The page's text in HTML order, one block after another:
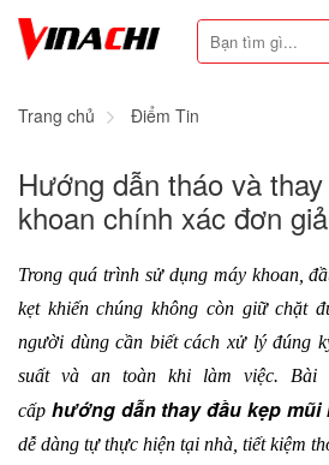
Trang chủ Điểm Tin
Hướng dẫn tháo và
khoan chính xác đơn
Trong quá trình sử dụng máy khoan,
kẹt khiến chúng không còn giữ chặt
người dùng cần biết cách xử lý đúng
suất và an toàn khi làm việc. Bài
cấp hướng dẫn thay đầu kẹp mũi
dễ dàng tự thực hiện tại nhà, tiết kiệm